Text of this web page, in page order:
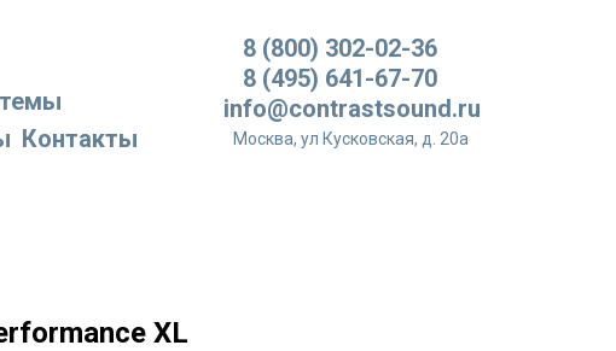
Контакты Москва, ул Кусковская, д. 20а
info@contrastsound.ru
8 (495) 641-67-70
8 (800) 302-02-36
XL